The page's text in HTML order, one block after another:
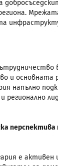
и основната
напълно
регионално
е